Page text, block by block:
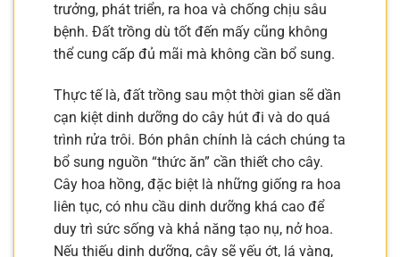
trưởng, phát triển, ra hoa và chống chịu sâu
bệnh. Đất trồng dù tốt đến mấy cũng không
thể cung cấp đủ mãi mà không cần bổ sung.
Thực tế là, đất trồng sau một thời gian sẽ dần
cạn kiệt dinh dưỡng do cây hút đi và do quá
trình rửa trôi. Bón phân chính là cách chúng ta
bổ sung nguồn “thức ăn” cần thiết cho cây.
Cây hoa hồng, đặc biệt là những giống ra hoa
liên tục, có nhu cầu dinh dưỡng khá cao để
duy trì sức sống và khả năng tạo nụ, nở hoa.
Nếu thiếu dinh dưỡng, cây sẽ yếu ớt, lá vàng,